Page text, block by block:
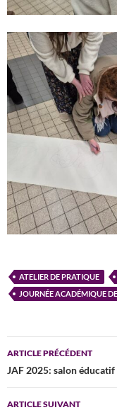
ATELIER DE PRATIQUE
JOURNÉE ACADÉMIQUE
Navigation
des
articles
ARTICLE PRÉCÉDENT
JAF 2025: salon éducatif
ARTICLE SUIVANT